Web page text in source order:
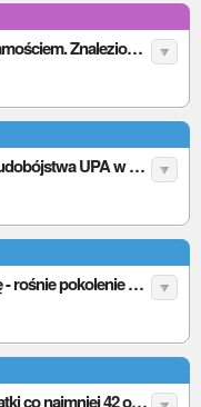
Prehistoryczna sensacja pod Zamościem. Znaleziono szczątki mamuta na budowie S17
Zakończono ekshumację ofiar ludobójstwa UPA w Puźnikach. Wydobyto szczątki 42 osób
To Polska sprowokowała wojnę - rośnie pokolenie zniekształconej pamięci historycznej w Niemczech
W Puźnikach odnaleziono szczątki co najmniej 42 ofiar ludobójstwa na Wołyniu